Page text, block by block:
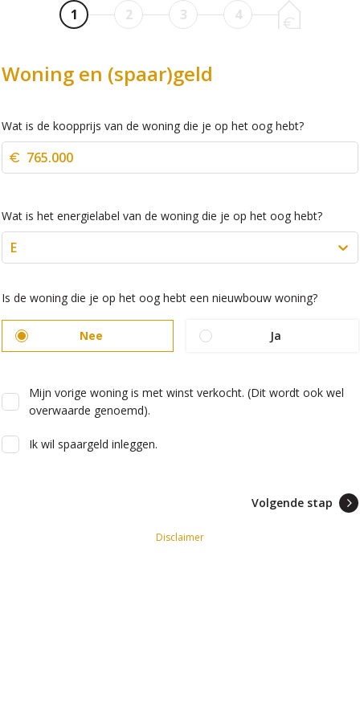
1 2 3 4
Woning en (spaar)geld
Wat is de koopprijs van de woning die je op het oog hebt?
Wat is het energielabel van de woning die je op het oog hebt?
E
Is de woning die je op het oog hebt een nieuwbouw woning?
Nee Ja
Mijn vorige woning is met winst verkocht. (Dit wordt ook wel
overwaarde genoemd).
Ik wil spaargeld inleggen.
Volgende stap
Disclaimer